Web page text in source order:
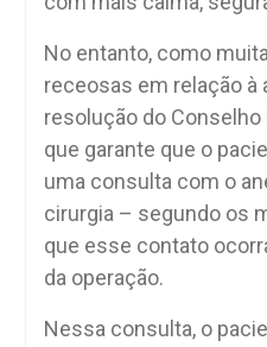
No entanto, como
receosas em relação à
resolução do Conselho
que garante que o
uma consulta com o
cirurgia – segundo os
que esse contato
da operação.
Nessa consulta, o